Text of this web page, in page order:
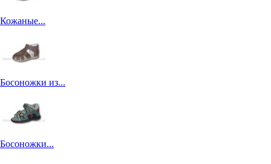
Кожаные...
Босоножки из...
Босоножки...